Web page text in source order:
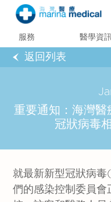
服務 醫學資
返回列表
重要通知：海灣醫
冠狀病毒
就最新新型冠狀病
們的感染控制委員會